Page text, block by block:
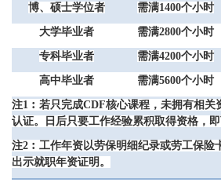
博、硕士学位者 需满1400个小时
大学毕业者 需满2800个小时
专科毕业者 需满4200个小时
高中毕业者 需满5600个小时
注1︰若只完成CDF核心课程，未拥有相关
认证。日后只要工作经验累积取得资格，即
注2︰工作年资以劳保明细纪录或劳工保险
出示就职年资证明。